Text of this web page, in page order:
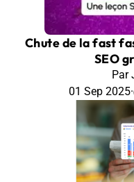
Chute de la fast
SEO
Par
01 Sep 2025·